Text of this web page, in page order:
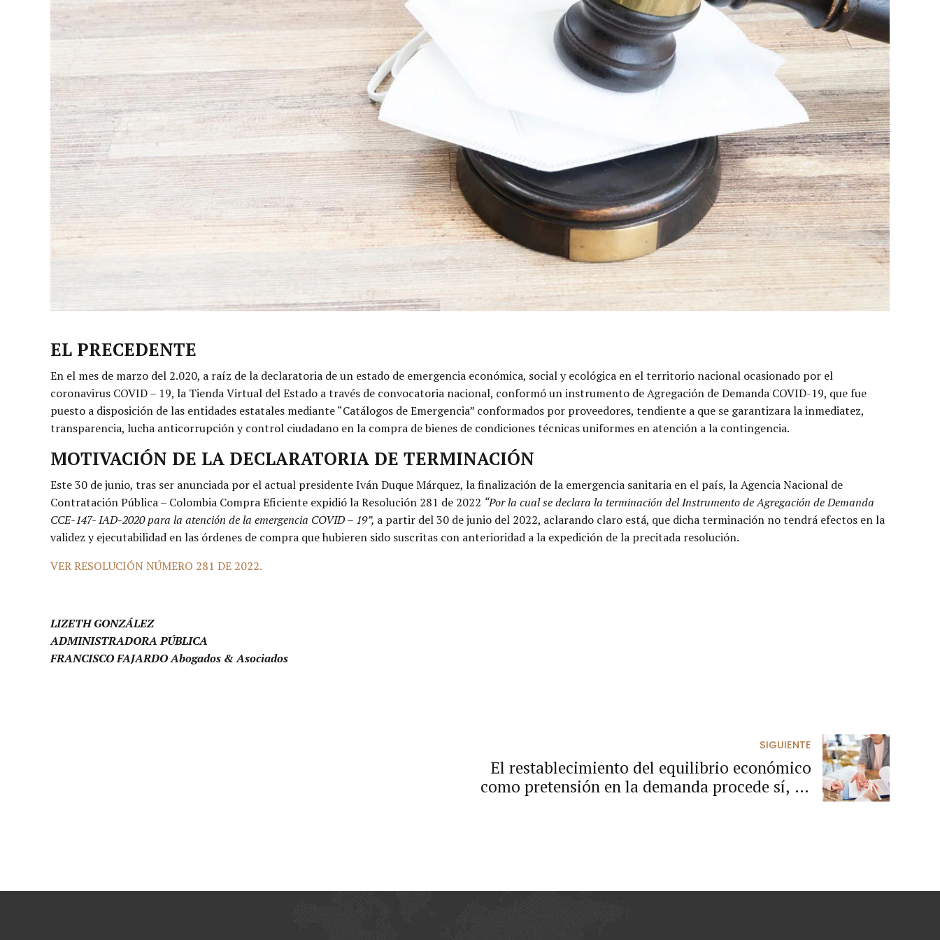
EL PRECEDENTE
En el mes de marzo del 2.020, a raíz de la declaratoria de un estado de emergencia económica, social y ecológica en el territorio nacional ocasionado por el
coronavirus COVID – 19, la Tienda Virtual del Estado a través de convocatoria nacional, conformó un instrumento de Agregación de Demanda COVID-19, que fue
puesto a disposición de las entidades estatales mediante “Catálogos de Emergencia” conformados por proveedores, tendiente a que se garantizara la inmediatez,
transparencia, lucha anticorrupción y control ciudadano en la compra de bienes de condiciones técnicas uniformes en atención a la contingencia.
MOTIVACIÓN DE LA DECLARATORIA DE TERMINACIÓN
Este 30 de junio, tras ser anunciada por el actual presidente Iván Duque Márquez, la finalización de la emergencia sanitaria en el país, la Agencia Nacional de
Contratación Pública – Colombia Compra Eficiente expidió la Resolución 281 de 2022 “Por la cual se declara la terminación del Instrumento de Agregación de Demanda
CCE-147- IAD-2020 para la atención de la emergencia COVID – 19”, a partir del 30 de junio del 2022, aclarando claro está, que dicha terminación no tendrá efectos en la
validez y ejecutabilidad en las órdenes de compra que hubieren sido suscritas con anterioridad a la expedición de la precitada resolución.
VER RESOLUCIÓN NÚMERO 281 DE 2022.
LIZETH GONZÁLEZ
ADMINISTRADORA PÚBLICA
FRANCISCO FAJARDO Abogados & Asociados
SIGUIENTE
El restablecimiento del equilibrio económico
como pretensión en la demanda procede sí, en